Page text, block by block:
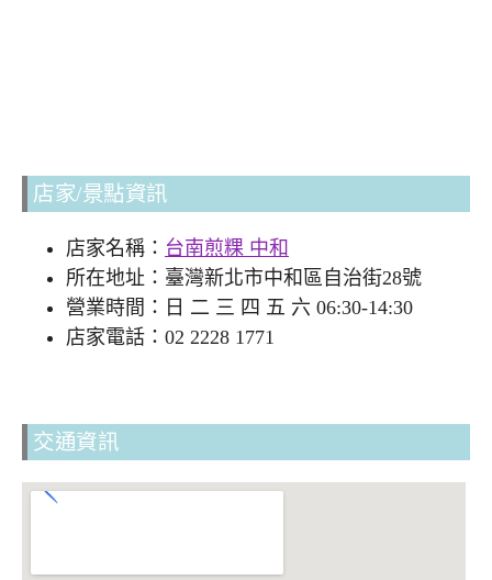
店家/景點資訊
店家名稱： 台南煎粿 中和
所在地址：臺灣新北市中和區自治街28號
營業時間：日 二 三 四 五 六 06:30-14:30
店家電話：02 2228 1771
交通資訊